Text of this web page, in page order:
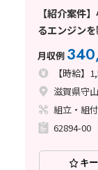
【紹介案件
るエンジン
月収例
【時給】
滋賀県守
組立・組
62894-00
キ